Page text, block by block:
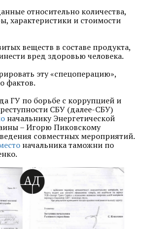
относительно количества,
характеристики и стоимости
веществ в составе продукта,
вред здоровью человека.
эту «спецоперацию»,
фактов.
ГУ по борьбе с коррупцией и
СБУ (далее-СБУ)
начальнику Энергетической
– Игорю Пиковскому
совместных мероприятий.
начальника таможни по